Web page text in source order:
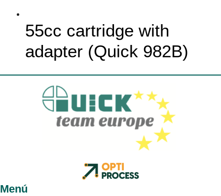
55cc cartridge with
adapter (Quick 982B)
Menú